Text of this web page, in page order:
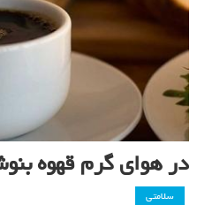
در هوای گرم قهوه
سلامتی